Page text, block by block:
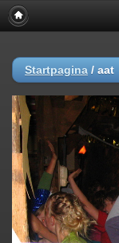
Startpagina / aat